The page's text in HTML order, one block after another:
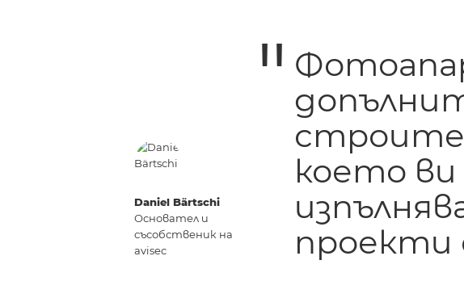
Daniel Bärtschi
Основател и
съсобственик на
avisec
което ви
проекти